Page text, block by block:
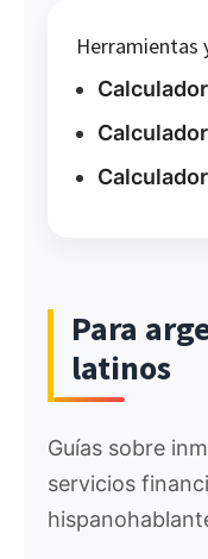
Herramientas
Para
latinos
Guías sobre
servicios